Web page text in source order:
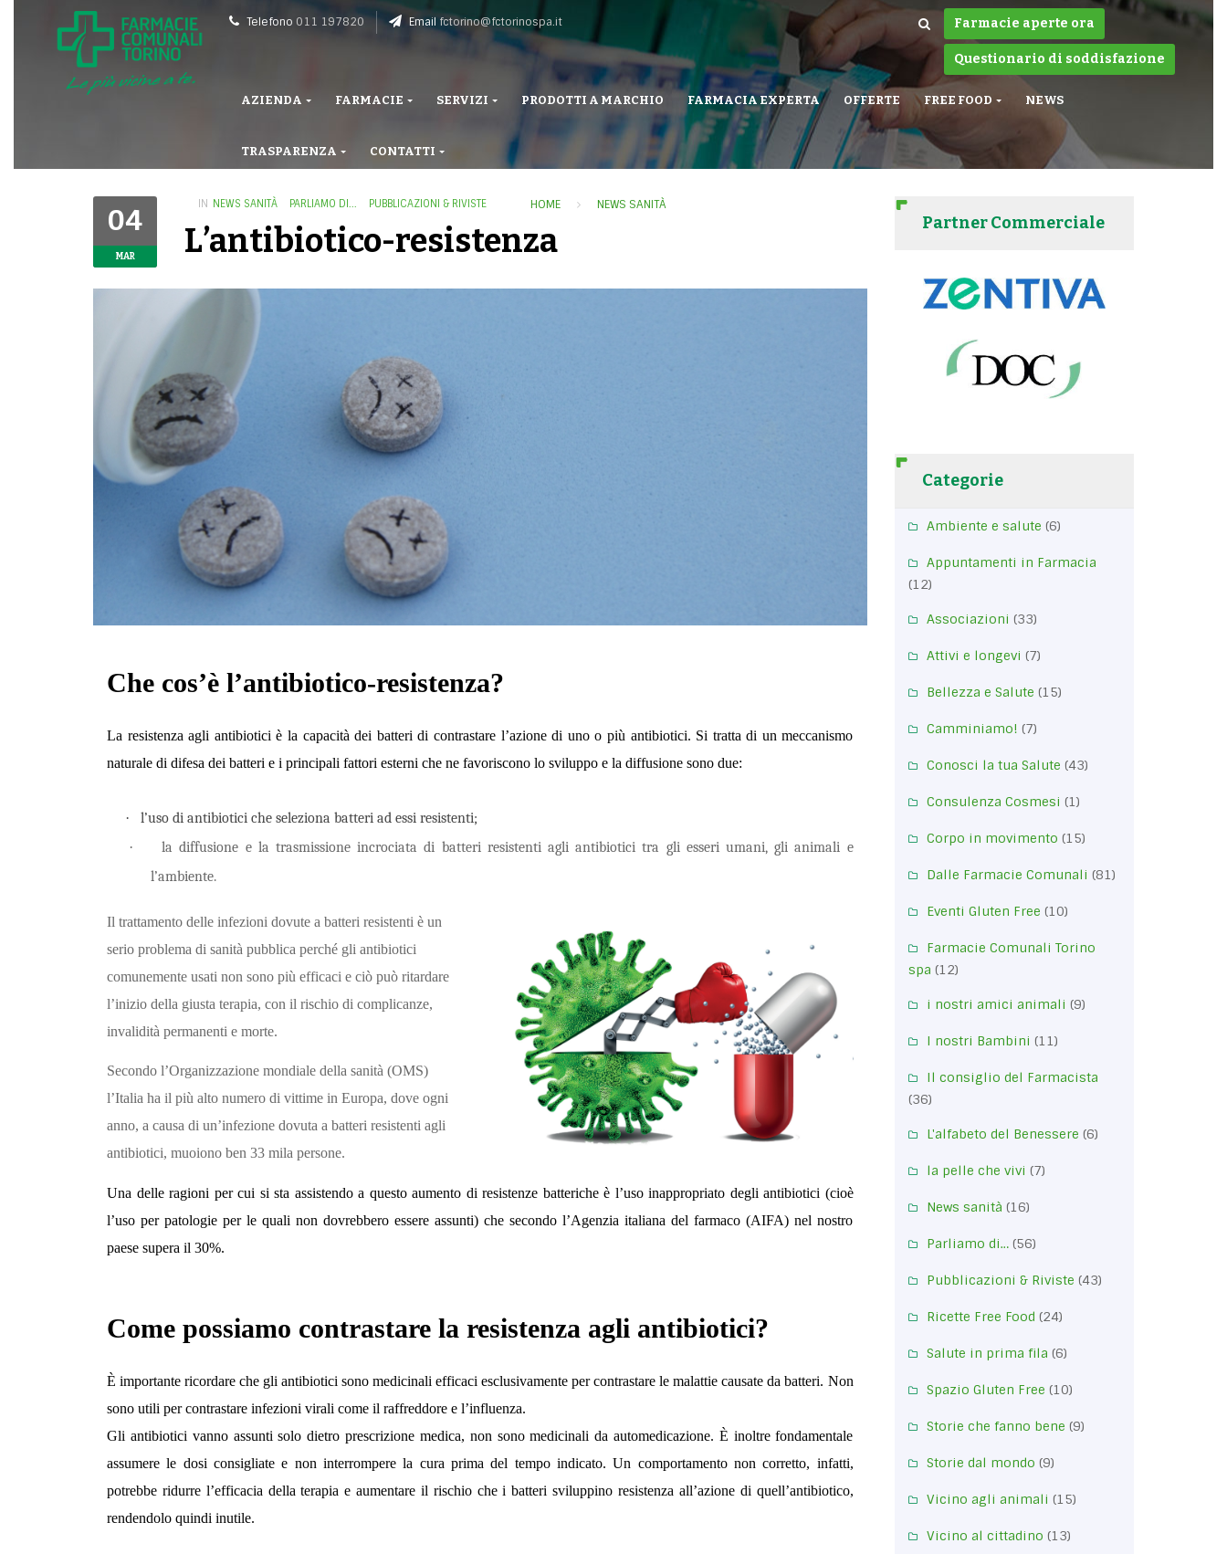
Farmacie aperte ora
Questionario di soddisfazione
Telefono 011 197820 Email fctorino@fctorinospa.it
AZIENDA FARMACIE SERVIZI PRODOTTI A MARCHIO FARMACIA EXPERTA OFFERTE FREE FOOD NEWS
TRASPARENZA CONTATTI
HOME NEWS SANITÀ
04
MAR
IN NEWS SANITÀ PARLIAMO DI... PUBBLICAZIONI & RIVISTE
L’antibiotico-resistenza
Che cos’è l’antibiotico-resistenza?
La resistenza agli antibiotici è la capacità dei batteri di contrastare l’azione di uno o più antibiotici. Si tratta di un meccanismo
naturale di difesa dei batteri e i principali fattori esterni che ne favoriscono lo sviluppo e la diffusione sono due:
· l’uso di antibiotici che seleziona batteri ad essi resistenti;
·
la diffusione e la trasmissione incrociata di batteri resistenti agli antibiotici tra gli esseri umani, gli animali e
l’ambiente.
Il trattamento delle infezioni dovute a batteri resistenti è un
serio problema di sanità pubblica perché gli antibiotici
comunemente usati non sono più efficaci e ciò può ritardare
l’inizio della giusta terapia, con il rischio di complicanze,
invalidità permanenti e morte.
Secondo l’Organizzazione mondiale della sanità (OMS)
l’Italia ha il più alto numero di vittime in Europa, dove ogni
anno, a causa di un’infezione dovuta a batteri resistenti agli
antibiotici, muoiono ben 33 mila persone.
Una delle ragioni per cui si sta assistendo a questo aumento di resistenze batteriche è l’uso inappropriato degli antibiotici (cioè
l’uso per patologie per le quali non dovrebbero essere assunti) che secondo l’Agenzia italiana del farmaco (AIFA) nel nostro
paese supera il 30%.
Come possiamo contrastare la resistenza agli antibiotici?
È importante ricordare che gli antibiotici sono medicinali efficaci esclusivamente per contrastare le malattie causate da batteri. Non
sono utili per contrastare infezioni virali come il raffreddore e l’influenza.
Gli antibiotici vanno assunti solo dietro prescrizione medica, non sono medicinali da automedicazione. È inoltre fondamentale
assumere le dosi consigliate e non interrompere la cura prima del tempo indicato. Un comportamento non corretto, infatti,
potrebbe ridurre l’efficacia della terapia e aumentare il rischio che i batteri sviluppino resistenza all’azione di quell’antibiotico,
rendendolo quindi inutile.
Partner Commerciale
Categorie
Ambiente e salute (6)
Appuntamenti in Farmacia
(12)
Associazioni (33)
Attivi e longevi (7)
Bellezza e Salute (15)
Camminiamo! (7)
Conosci la tua Salute (43)
Consulenza Cosmesi (1)
Corpo in movimento (15)
Dalle Farmacie Comunali (81)
Eventi Gluten Free (10)
Farmacie Comunali Torino
spa (12)
i nostri amici animali (9)
I nostri Bambini (11)
Il consiglio del Farmacista
(36)
L'alfabeto del Benessere (6)
la pelle che vivi (7)
News sanità (16)
Parliamo di…(56)
Pubblicazioni & Riviste (43)
Ricette Free Food (24)
Salute in prima fila (6)
Spazio Gluten Free (10)
Storie che fanno bene (9)
Storie dal mondo (9)
Vicino agli animali (15)
Vicino al cittadino (13)